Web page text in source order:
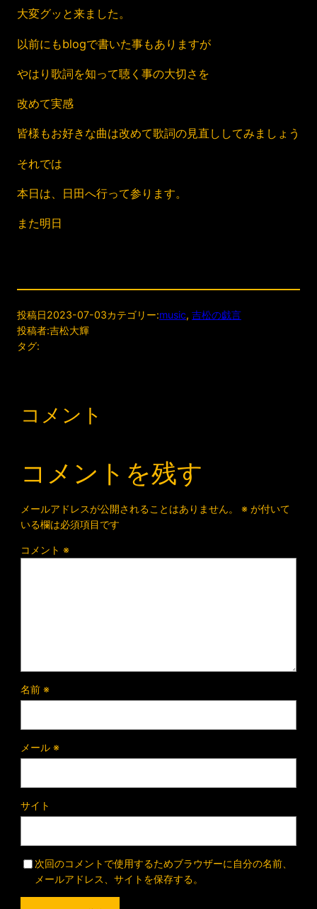
大変グッと来ました。
以前にもblogで書いた事もありますが
やはり歌詞を知って聴く事の大切さを
改めて実感
皆様もお好きな曲は改めて歌詞の見直ししてみましょう
それでは
本日は、日田へ行って参ります。
また明日
投稿日2023-07-03カテゴリー:music, 吉松の戯言
投稿者:吉松大輝
タグ:
コメント
コメントを残す
メールアドレスが公開されることはありません。 ※が付いて
いる欄は必須項目です
コメント ※
名前 ※
メール ※
サイト
次回のコメントで使用するためブラウザーに自分の名前、
メールアドレス、サイトを保存する。